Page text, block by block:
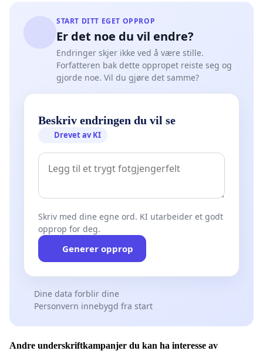
START DITT EGET OPPROP
Er det noe du vil endre?
Endringer skjer ikke ved å være stille.
Forfatteren bak dette oppropet reiste seg og
gjorde noe. Vil du gjøre det samme?
Beskriv endringen du vil se
Drevet av KI
Skriv med dine egne ord. KI utarbeider et godt
opprop for deg.
Generer opprop
Dine data forblir dine
Personvern innebygd fra start
Andre underskriftkampanjer du kan ha interesse av